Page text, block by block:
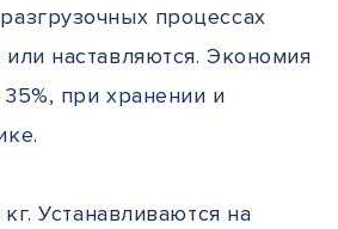
процессах
наставляются. Экономия
при хранении и
Устанавливаются на